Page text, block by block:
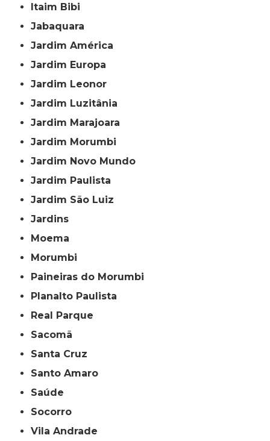
Itaim Bibi
Jabaquara
Jardim América
Jardim Europa
Jardim Leonor
Jardim Luzitânia
Jardim Marajoara
Jardim Morumbi
Jardim Novo Mundo
Jardim Paulista
Jardim São Luiz
Jardins
Moema
Morumbi
Paineiras do Morumbi
Planalto Paulista
Real Parque
Sacomã
Santa Cruz
Santo Amaro
Saúde
Socorro
Vila Andrade